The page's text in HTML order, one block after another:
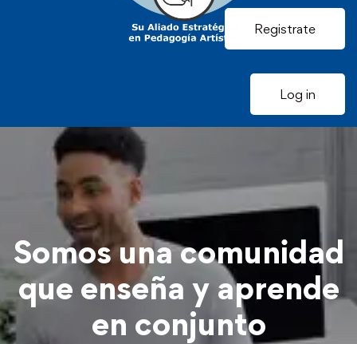
Registrate
Log in
Somos una comunidad
que enseña y aprende
en conjunto